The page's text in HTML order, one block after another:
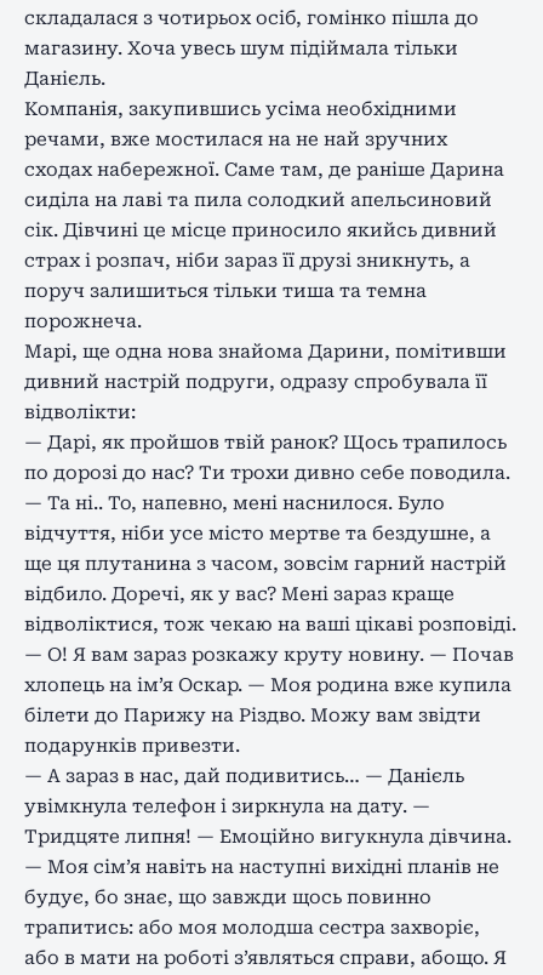
складалася з чотирьох осіб, гомінко пішла до
магазину. Хоча увесь шум підіймала тільки
Данієль.
Компанія, закупившись усіма необхідними
речами, вже мостилася на не най зручних
сходах набережної. Саме там, де раніше Дарина
сиділа на лаві та пила солодкий апельсиновий
сік. Дівчині це місце приносило якийсь дивний
страх і розпач, ніби зараз її друзі зникнуть, а
поруч залишиться тільки тиша та темна
порожнеча.
Марі, ще одна нова знайома Дарини, помітивши
дивний настрій подруги, одразу спробувала її
відволікти:
— Дарі, як пройшов твій ранок? Щось трапилось
по дорозі до нас? Ти трохи дивно себе поводила.
— Та ні.. То, напевно, мені наснилося. Було
відчуття, ніби усе місто мертве та бездушне, а
ще ця плутанина з часом, зовсім гарний настрій
відбило. Доречі, як у вас? Мені зараз краще
відволіктися, тож чекаю на ваші цікаві розповіді.
— О! Я вам зараз розкажу круту новину. — Почав
хлопець на ім’я Оскар. — Моя родина вже купила
білети до Парижу на Різдво. Можу вам звідти
подарунків привезти.
— А зараз в нас, дай подивитись… — Данієль
увімкнула телефон і зиркнула на дату. —
Тридцяте липня! — Емоційно вигукнула дівчина.
— Моя сім’я навіть на наступні вихідні планів не
будує, бо знає, що завжди щось повинно
трапитись: або моя молодша сестра захворіє,
або в мати на роботі з’являться справи, абощо. Я